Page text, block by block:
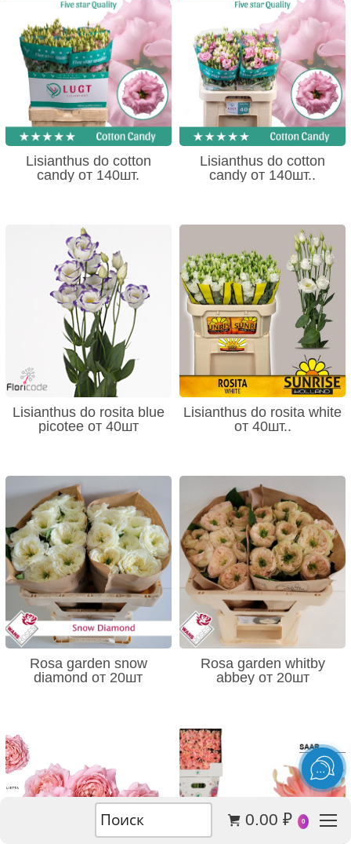
0.00 ₽ 0
Lisianthus do cotton
candy от 140шт.
Lisianthus do cotton
candy от 140шт..
Lisianthus do rosita blue
picotee от 40шт
Lisianthus do rosita white
от 40шт..
Rosa garden snow
diamond от 20шт
Rosa garden whitby
abbey от 20шт